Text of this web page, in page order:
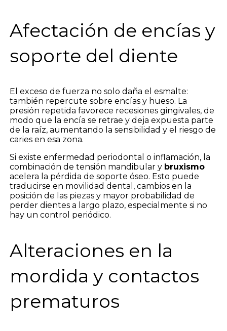
Afectación de encías y
soporte del diente
El exceso de fuerza no solo daña el esmalte:
también repercute sobre encías y hueso. La
presión repetida favorece recesiones gingivales, de
modo que la encía se retrae y deja expuesta parte
de la raíz, aumentando la sensibilidad y el riesgo de
caries en esa zona.
Si existe enfermedad periodontal o inflamación, la
combinación de tensión mandibular y bruxismo
acelera la pérdida de soporte óseo. Esto puede
traducirse en movilidad dental, cambios en la
posición de las piezas y mayor probabilidad de
perder dientes a largo plazo, especialmente si no
hay un control periódico.
Alteraciones en la
mordida y contactos
prematuros